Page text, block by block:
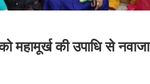
महामूर्ख की उपाधि से नवाजा